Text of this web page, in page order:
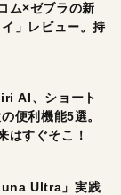
ム×ゼブラの新
」レビュー。持
AI、ショート
便利機能5選。
はすぐそこ！
Ultra」実践